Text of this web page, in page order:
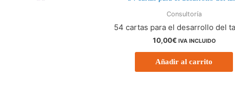
Consultoría
54 cartas para el desarrollo del
10,00€ IVA INCLUIDO
Añadir al carrito